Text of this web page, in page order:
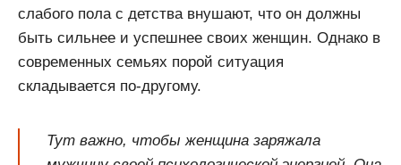
слабого пола с детства внушают, что он должны
быть сильнее и успешнее своих женщин. Однако в
современных семьях порой ситуация
складывается по-другому.
Тут важно, чтобы женщина заряжала